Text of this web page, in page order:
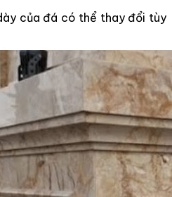
của đá có thể thay đổi tùy